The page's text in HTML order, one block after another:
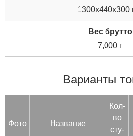
1300x440x300
Вес брутто
7,000 г
Варианты
Фото Название
Кол-
во
сту­